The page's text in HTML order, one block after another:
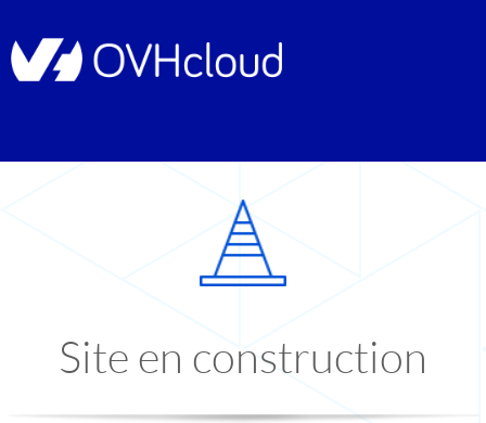
Site en construction